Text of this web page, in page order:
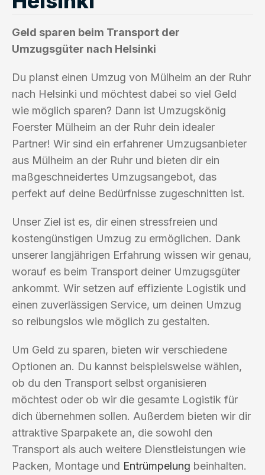
Geld sparen beim Transport der
Umzugsgüter nach Helsinki
Du planst einen Umzug von Mülheim an der Ruhr
nach Helsinki und möchtest dabei so viel Geld
wie möglich sparen? Dann ist Umzugskönig
Foerster Mülheim an der Ruhr dein idealer
Partner! Wir sind ein erfahrener Umzugsanbieter
aus Mülheim an der Ruhr und bieten dir ein
maßgeschneidertes Umzugsangebot, das
perfekt auf deine Bedürfnisse zugeschnitten ist.
Unser Ziel ist es, dir einen stressfreien und
kostengünstigen Umzug zu ermöglichen. Dank
unserer langjährigen Erfahrung wissen wir genau,
worauf es beim Transport deiner Umzugsgüter
ankommt. Wir setzen auf effiziente Logistik und
einen zuverlässigen Service, um deinen Umzug
so reibungslos wie möglich zu gestalten.
Um Geld zu sparen, bieten wir verschiedene
Optionen an. Du kannst beispielsweise wählen,
ob du den Transport selbst organisieren
möchtest oder ob wir die gesamte Logistik für
dich übernehmen sollen. Außerdem bieten wir dir
attraktive Sparpakete an, die sowohl den
Transport als auch weitere Dienstleistungen wie
Packen, Montage und Entrümpelung beinhalten.